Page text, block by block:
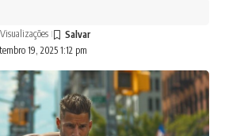
19, 2025 1:12 pm